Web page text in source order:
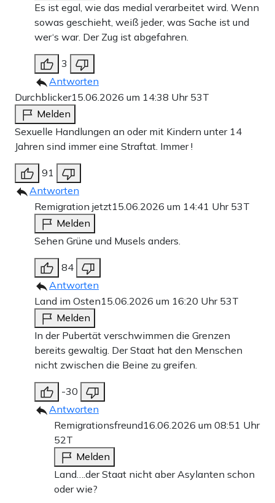
Es ist egal, wie das medial verarbeitet wird. Wenn
sowas geschieht, weiß jeder, was Sache ist und
wer‘s war. Der Zug ist abgefahren.
3
Antworten
Durchblicker15.06.2026 um 14:38 Uhr 53T
Melden
Sexuelle Handlungen an oder mit Kindern unter 14
Jahren sind immer eine Straftat. Immer !
91
Antworten
Remigration jetzt15.06.2026 um 14:41 Uhr 53T
Melden
Sehen Grüne und Musels anders.
84
Antworten
Land im Osten15.06.2026 um 16:20 Uhr 53T
Melden
In der Pubertät verschwimmen die Grenzen
bereits gewaltig. Der Staat hat den Menschen
nicht zwischen die Beine zu greifen.
-30
Antworten
Remigrationsfreund16.06.2026 um 08:51 Uhr
52T
Melden
Land….der Staat nicht aber Asylanten schon
oder wie?